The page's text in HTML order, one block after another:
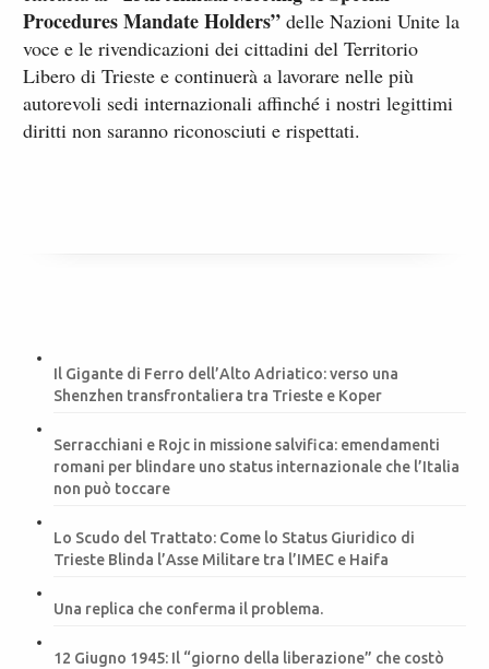
Procedures Mandate Holders” delle Nazioni Unite la
voce e le rivendicazioni dei cittadini del Territorio
Libero di Trieste e continuerà a lavorare nelle più
autorevoli sedi internazionali affinché i nostri legittimi
diritti non saranno riconosciuti e rispettati.
Il Gigante di Ferro dell’Alto Adriatico: verso una
Shenzhen transfrontaliera tra Trieste e Koper
Serracchiani e Rojc in missione salvifica: emendamenti
romani per blindare uno status internazionale che l’Italia
non può toccare
Lo Scudo del Trattato: Come lo Status Giuridico di
Trieste Blinda l’Asse Militare tra l’IMEC e Haifa
Una replica che conferma il problema.
12 Giugno 1945: Il “giorno della liberazione” che costò